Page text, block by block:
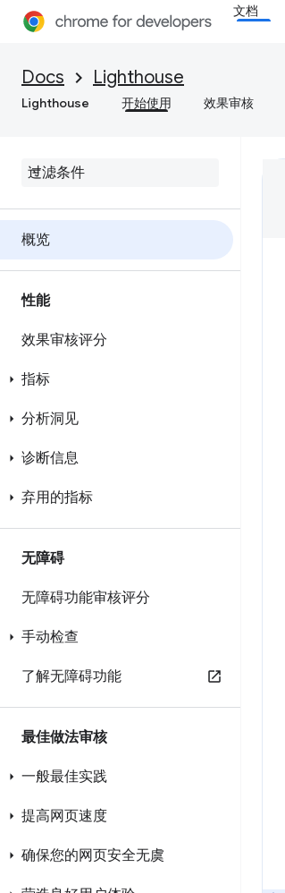
文档
Docs Lighthouse
Lighthouse 开始使用 效果审核
概览
性能
效果审核评分
指标
分析洞见
诊断信息
弃用的指标
无障碍
无障碍功能审核评分
手动检查
了解无障碍功能
最佳做法审核
一般最佳实践
提高网页速度
确保您的网页安全无虞